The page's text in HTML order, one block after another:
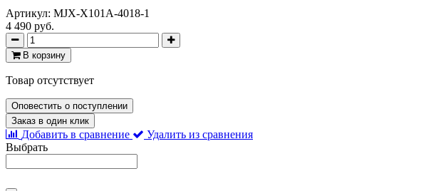
Артикул: MJX-X101A-4018-1
4 490 руб.
В корзину
Товар отсутствует
Оповестить о поступлении
Заказ в один клик
Добавить в сравнение
Удалить из сравнения
Выбрать